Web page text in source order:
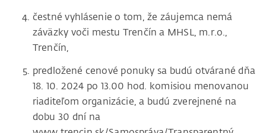
čestné vyhlásenie o tom, že záujemca nemá
záväzky voči mestu Trenčín a MHSL, m.r.o.,
Trenčín,
predložené cenové ponuky sa budú otvárané dňa
18. 10. 2024 po 13.00 hod. komisiou menovanou
riaditeľom organizácie, a budú zverejnené na
dobu 30 dní na